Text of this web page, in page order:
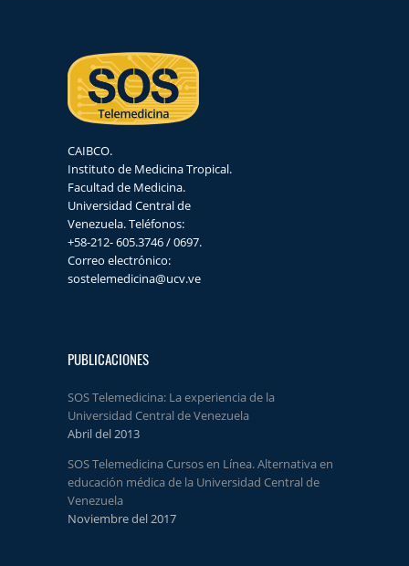
CAIBCO.
Instituto de Medicina Tropical.
Facultad de Medicina.
Universidad Central de
Venezuela. Teléfonos:
+58-212- 605.3746 / 0697.
Correo electrónico:
sostelemedicina@ucv.ve
PUBLICACIONES
SOS Telemedicina: La experiencia de la
Universidad Central de Venezuela
Abril del 2013
SOS Telemedicina Cursos en Línea. Alternativa en
educación médica de la Universidad Central de
Venezuela
Noviembre del 2017